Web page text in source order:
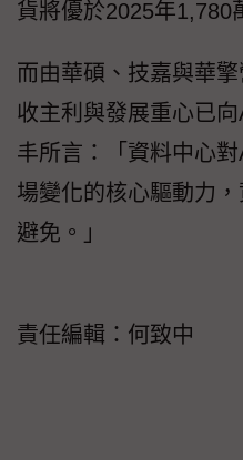
貨將優於2025年1,780
而由華碩、技嘉與華
收主利與發展重心已
丰所言：「資料中心
場變化的核心驅動力
避免。」
責任編輯：何致中